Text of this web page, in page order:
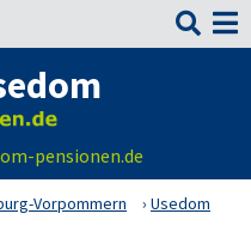

pensionen.de
Vorpommern
Usedom